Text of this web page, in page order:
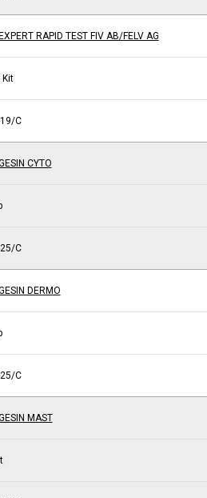
RAPID TEST FIV AB/FELV AG
Kit
C
CYTO
C
DERMO
C
MAST